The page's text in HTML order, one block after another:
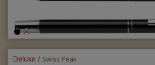
Deluxe / Swiss Peak